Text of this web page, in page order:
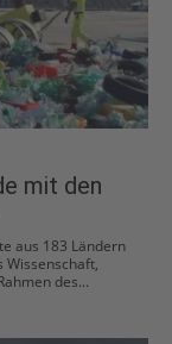
mit den
aus 183 Ländern
des...